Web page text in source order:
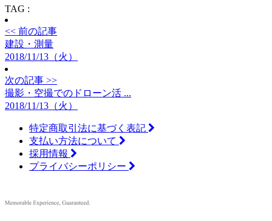
TAG :
<< 前の記事
建設・測量
2018/11/13（火）
次の記事 >>
撮影・空撮でのドローン活 ...
2018/11/13（火）
特定商取引法に基づく表記
支払い方法について
採用情報
プライバシーポリシー